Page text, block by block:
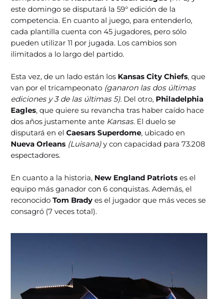
este domingo se disputará la 59° edición de la
competencia. En cuanto al juego, para entenderlo,
cada plantilla cuenta con 45 jugadores, pero sólo
pueden utilizar 11 por jugada. Los cambios son
ilimitados a lo largo del partido.
Esta vez, de un lado están los Kansas City Chiefs, que
van por el tricampeonato (ganaron las dos últimas
ediciones y 3 de las últimas 5). Del otro, Philadelphia
Eagles, que quiere su revancha tras haber caído hace
dos años justamente ante Kansas. El duelo se
disputará en elCaesars Superdome, ubicado en
Nueva Orleans (Luisana) y con capacidad para 73.208
espectadores.
En cuanto a la historia, New England Patriotses el
equipo más ganador con 6 conquistas. Además, el
reconocidoTom Brady es el jugador que más veces se
consagró (7 veces total).